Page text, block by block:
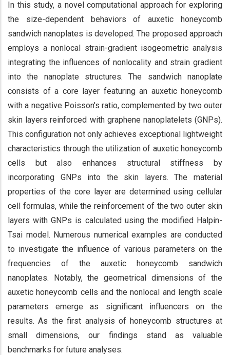
In this study, a novel computational approach for exploring
the size-dependent behaviors of auxetic honeycomb
sandwich nanoplates is developed. The proposed approach
employs a nonlocal strain-gradient isogeometric analysis
integrating the influences of nonlocality and strain gradient
into the nanoplate structures. The sandwich nanoplate
consists of a core layer featuring an auxetic honeycomb
with a negative Poisson's ratio, complemented by two outer
skin layers reinforced with graphene nanoplatelets (GNPs).
This configuration not only achieves exceptional lightweight
characteristics through the utilization of auxetic honeycomb
cells but also enhances structural stiffness by
incorporating GNPs into the skin layers. The material
properties of the core layer are determined using cellular
cell formulas, while the reinforcement of the two outer skin
layers with GNPs is calculated using the modified Halpin-
Tsai model. Numerous numerical examples are conducted
to investigate the influence of various parameters on the
frequencies of the auxetic honeycomb sandwich
nanoplates. Notably, the geometrical dimensions of the
auxetic honeycomb cells and the nonlocal and length scale
parameters emerge as significant influencers on the
results. As the first analysis of honeycomb structures at
small dimensions, our findings stand as valuable
benchmarks for future analyses.